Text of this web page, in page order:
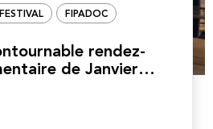
FESTIVAL FIPADOC
rendez-
de Janvier…